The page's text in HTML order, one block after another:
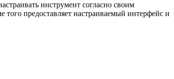
инструмент согласно своим
предоставляет настраиваемый интерфейс и